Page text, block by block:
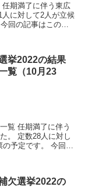
期満了に伴う東広
に対して2人が立候
回の記事はこの東
挙2022の結果
覧（10月23
覧 任期満了に伴う
。 定数28人に対し
予定です。 今回の
欠選挙2022の